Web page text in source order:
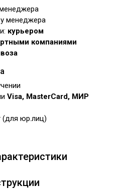
у менеджера
курьером
компаниями
Visa, MasterCard, МИР
(для юр.лиц)